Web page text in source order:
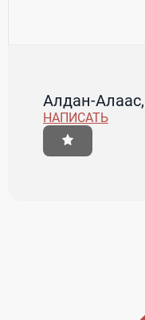
Алдан-
НАПИСАТЬ